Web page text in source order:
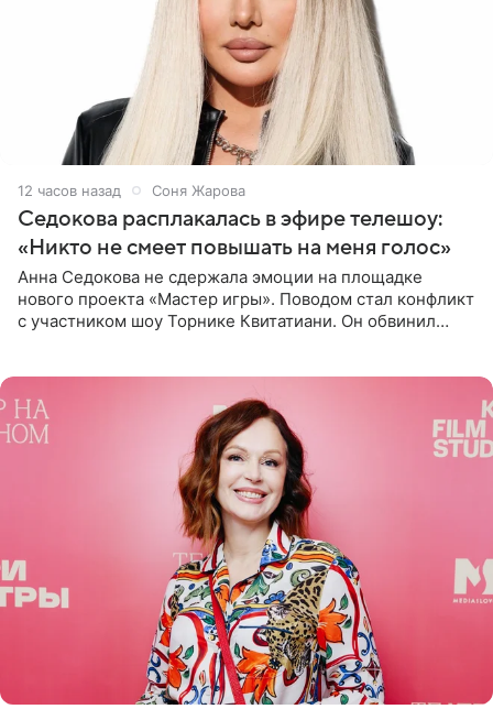
12 часов назад Соня Жарова
Седокова расплакалась в эфире телешоу:
«Никто не смеет повышать на меня голос»
Анна Седокова не сдержала эмоции на площадке
нового проекта «Мастер игры». Поводом стал конфликт
с участником шоу Торнике Квитатиани. Он обвинил